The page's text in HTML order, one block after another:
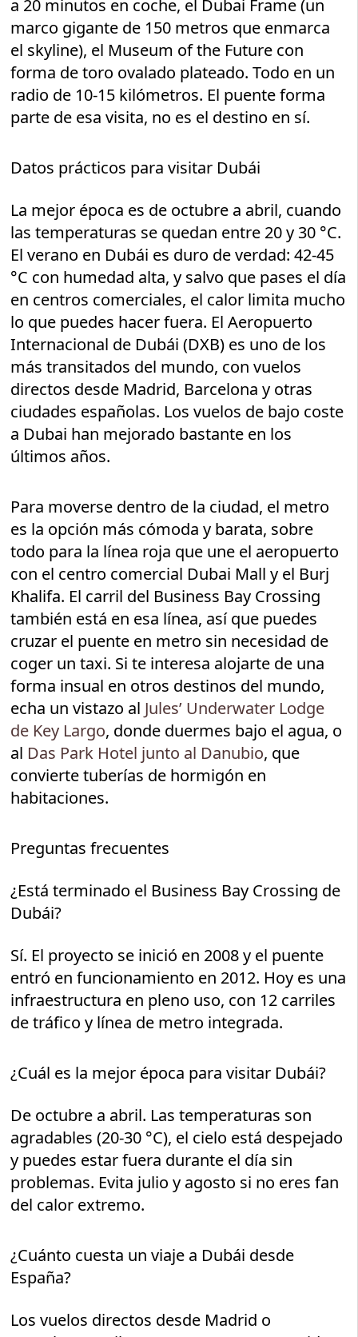
a 20 minutos en coche, el Dubai Frame (un
marco gigante de 150 metros que enmarca
el skyline), el Museum of the Future con
forma de toro ovalado plateado. Todo en un
radio de 10-15 kilómetros. El puente forma
parte de esa visita, no es el destino en sí.
Datos prácticos para visitar Dubái
La mejor época es de octubre a abril, cuando
las temperaturas se quedan entre 20 y 30 °C.
El verano en Dubái es duro de verdad: 42-45
°C con humedad alta, y salvo que pases el día
en centros comerciales, el calor limita mucho
lo que puedes hacer fuera. El Aeropuerto
Internacional de Dubái (DXB) es uno de los
más transitados del mundo, con vuelos
directos desde Madrid, Barcelona y otras
ciudades españolas. Los vuelos de bajo coste
a Dubai han mejorado bastante en los
últimos años.
Para moverse dentro de la ciudad, el metro
es la opción más cómoda y barata, sobre
todo para la línea roja que une el aeropuerto
con el centro comercial Dubai Mall y el Burj
Khalifa. El carril del Business Bay Crossing
también está en esa línea, así que puedes
cruzar el puente en metro sin necesidad de
coger un taxi. Si te interesa alojarte de una
forma insual en otros destinos del mundo,
echa un vistazo al Jules’ Underwater Lodge
de Key Largo, donde duermes bajo el agua, o
al Das Park Hotel junto al Danubio, que
convierte tuberías de hormigón en
habitaciones.
Preguntas frecuentes
¿Está terminado el Business Bay Crossing de
Dubái?
Sí. El proyecto se inició en 2008 y el puente
entró en funcionamiento en 2012. Hoy es una
infraestructura en pleno uso, con 12 carriles
de tráfico y línea de metro integrada.
¿Cuál es la mejor época para visitar Dubái?
De octubre a abril. Las temperaturas son
agradables (20-30 °C), el cielo está despejado
y puedes estar fuera durante el día sin
problemas. Evita julio y agosto si no eres fan
del calor extremo.
¿Cuánto cuesta un viaje a Dubái desde
España?
Los vuelos directos desde Madrid o